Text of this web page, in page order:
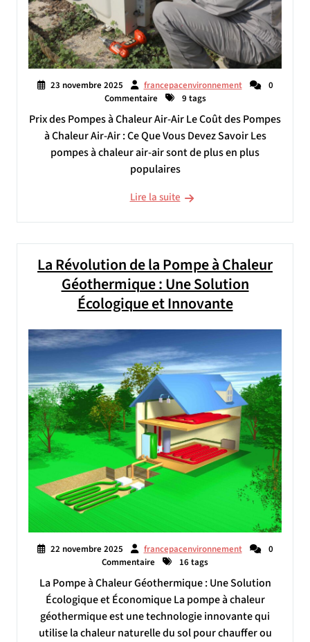
23 novembre 2025 francepacenvironnement
0
Commentaire
9 tags
Prix des Pompes à Chaleur Air-Air Le Coût des Pompes
à Chaleur Air-Air : Ce Que Vous Devez Savoir Les
pompes à chaleur air-air sont de plus en plus
populaires
Lire la suite
La Révolution de la Pompe à Chaleur
Géothermique : Une Solution
Écologique et Innovante
22 novembre 2025 francepacenvironnement
0
Commentaire
16 tags
La Pompe à Chaleur Géothermique : Une Solution
Écologique et Économique La pompe à chaleur
géothermique est une technologie innovante qui
utilise la chaleur naturelle du sol pour chauffer ou